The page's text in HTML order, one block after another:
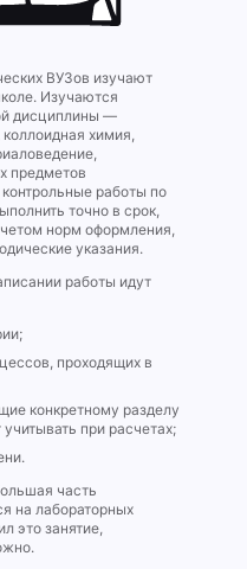
ВУЗов изучают
Изучаются
дисциплины —
химия,
предметов
работы по
точно в срок,
норм оформления,
указания.
работы идут
проходящих в
конкретному разделу
при расчетах;
часть
на лабораторных
это занятие,